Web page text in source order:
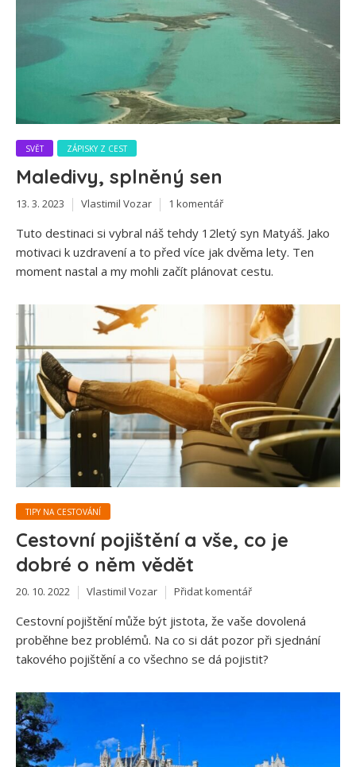
SVĚT ZÁPISKY Z CEST
Maledivy, splněný sen
13. 3. 2023 Vlastimil Vozar 1 komentář
Tuto destinaci si vybral náš tehdy 12letý syn Matyáš. Jako
motivaci k uzdravení a to před více jak dvěma lety. Ten
moment nastal a my mohli začít plánovat cestu.
TIPY NA CESTOVÁNÍ
Cestovní pojištění a vše, co je
dobré o něm vědět
20. 10. 2022 Vlastimil Vozar Přidat komentář
Cestovní pojištění může být jistota, že vaše dovolená
proběhne bez problémů. Na co si dát pozor při sjednání
takového pojištění a co všechno se dá pojistit?